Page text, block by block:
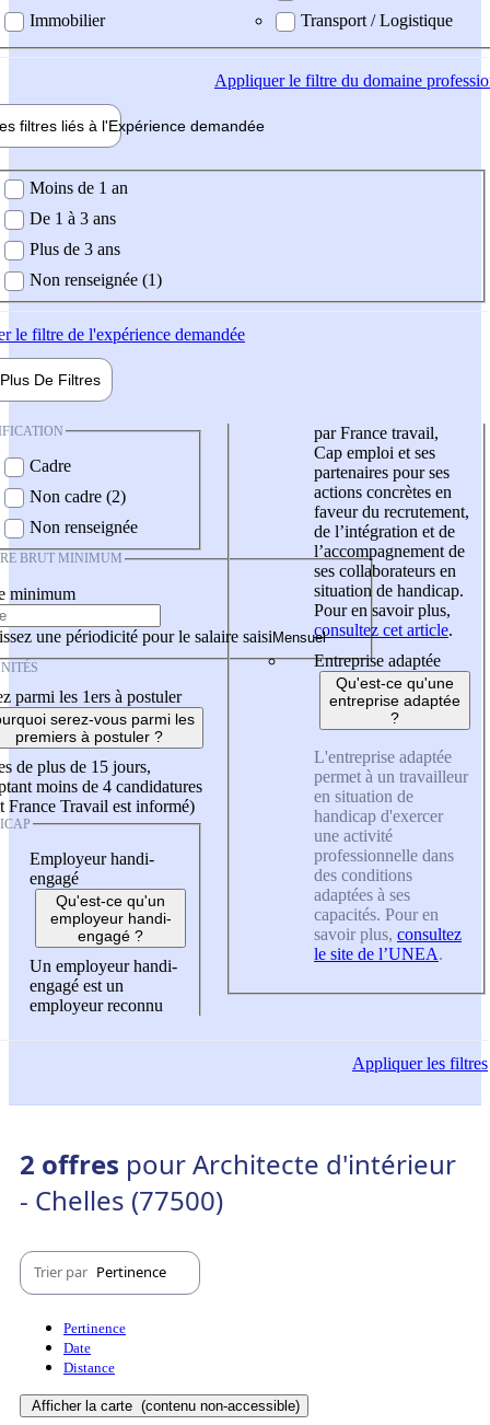
Immobilier
Transport / Logistique
Appliquerle filtre du domaine
filtres liés à l'Expérience demandée
demandée
Moins de 1 an
De 1 à 3 ans
Plus de 3 ans
Non renseignée (1)
le filtre de l'expérience demandée
Plus De Filtres
Cadre
Non cadre (2)
Non renseignée
BRUT MINIMUM
minimum
une périodicité pour le salaire saisi
parmi les 1ers à postuler
serez-vous parmi les
premiers à postuler ?
de plus de 15 jours,
moins de 4 candidatures
France Travail est informé)
Employeur handi-
engagé
Qu'est-ce qu'un
employeur handi-
engagé ?
Un employeur handi-
engagé est un
employeur reconnu
par France travail,
Cap emploi et ses
partenaires pour ses
actions concrètes en
faveur du recrutement,
de l’intégration et de
l’accompagnement de
ses collaborateurs en
situation de handicap.
Pour en savoir plus,
consultez cet article.
Entreprise adaptée
Qu'est-ce qu'une
entreprise adaptée
?
L'entreprise adaptée
permet à un travailleur
en situation de
handicap d'exercer
une activité
professionnelle dans
des conditions
adaptées à ses
capacités. Pour en
savoir plus, consultez
le site de l’UNEA.
Appliquerles filtres
2 offres pour Architecte d'intérieur
- Chelles (77500)
Trier par Pertinence
Pertinence
Date
Distance
Afficher la carte (contenu non-accessible)